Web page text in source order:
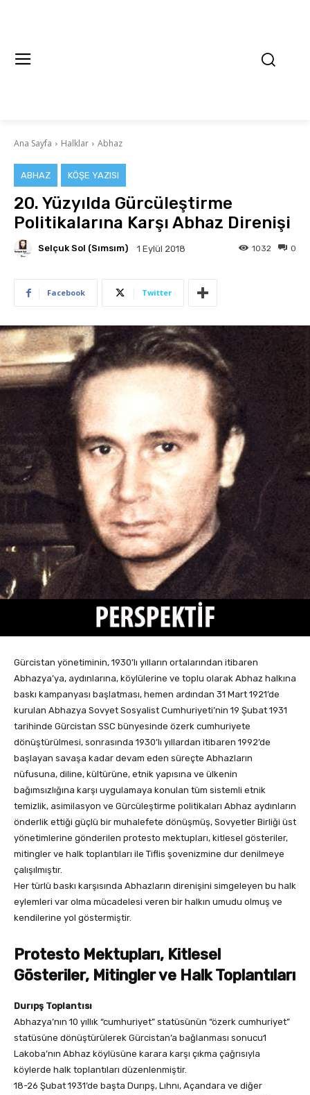
Ana Sayfa Halklar Abhaz
ABHAZ KÖŞE YAZISI
20. Yüzyılda Gürcüleştirme
Politikalarına Karşı Abhaz Direnişi
Selçuk Sol (Sımsım) 1 Eylül 2018 0
1032
Facebook Twitter
Gürcistan yönetiminin, 1930’lı yılların ortalarından itibaren
Abhazya’ya, aydınlarına, köylülerine ve toplu olarak Abhaz halkına
baskı kampanyası başlatması, hemen ardından 31 Mart 1921’de
kurulan Abhazya Sovyet Sosyalist Cumhuriyeti’nin 19 Şubat 1931
tarihinde Gürcistan SSC bünyesinde özerk cumhuriyete
dönüştürülmesi, sonrasında 1930’lı yıllardan itibaren 1992’de
başlayan savaşa kadar devam eden süreçte Abhazların
nüfusuna, diline, kültürüne, etnik yapısına ve ülkenin
bağımsızlığına karşı uygulamaya konulan tüm sistemli etnik
temizlik, asimilasyon ve Gürcüleştirme politikaları Abhaz aydınların
önderlik ettiği güçlü bir muhalefete dönüşmüş, Sovyetler Birliği üst
yönetimlerine gönderilen protesto mektupları, kitlesel gösteriler,
mitingler ve halk toplantıları ile Tiflis şovenizmine dur denilmeye
çalışılmıştır.
Her türlü baskı karşısında Abhazların direnişini simgeleyen bu halk
eylemleri var olma mücadelesi veren bir halkın umudu olmuş ve
kendilerine yol göstermiştir.
Protesto Mektupları, Kitlesel
Gösteriler, Mitingler ve Halk Toplantıları
Durıpş Toplantısı
Abhazya’nın 10 yıllık “cumhuriyet” statüsünün “özerk cumhuriyet”
statüsüne dönüştürülerek Gürcistan’a bağlanması sonucu1
Lakoba’nın Abhaz köylüsüne karara karşı çıkma çağrısıyla
köylerde halk toplantıları düzenlenmiştir.
18-26 Şubat 1931’de başta Durıpş, Lıhnı, Açandara ve diğer